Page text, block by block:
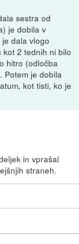
sestra od
je dobila v
dala vlogo
2 tednih ni bilo
hitro (odločba
Potem je dobila
kot tisti, ko je
in vprašal
straneh.